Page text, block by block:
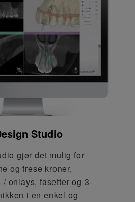
Studio
gjør det mulig for
og frese kroner,
onlays, fasetter og 3-
i en enkel og